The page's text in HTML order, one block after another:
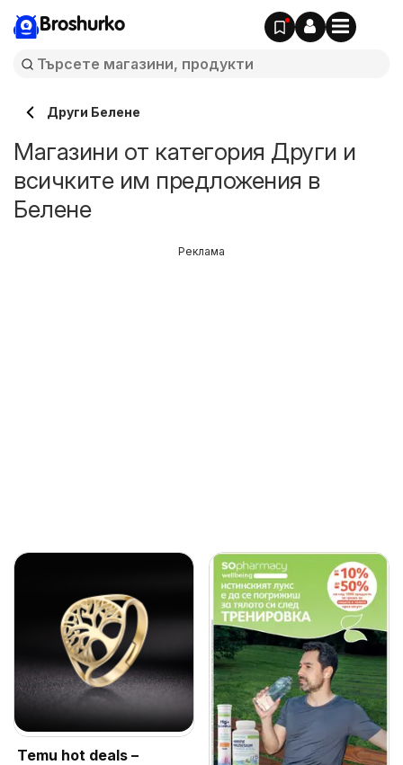
Broshurko
Други Белене
Магазини от категория Други и
всичките им предложения в
Белене
Temu hot deals –
Реклама